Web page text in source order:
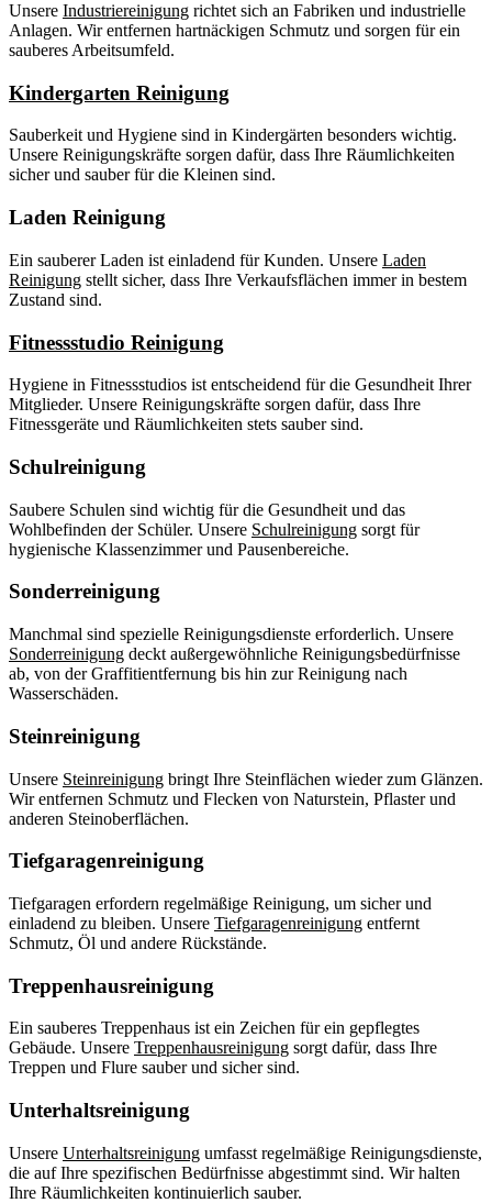
Unsere Industriereinigung richtet sich an Fabriken und industrielle
Anlagen. Wir entfernen hartnäckigen Schmutz und sorgen für ein
sauberes Arbeitsumfeld.
Kindergarten Reinigung
Sauberkeit und Hygiene sind in Kindergärten besonders wichtig.
Unsere Reinigungskräfte sorgen dafür, dass Ihre Räumlichkeiten
sicher und sauber für die Kleinen sind.
Laden Reinigung
Ein sauberer Laden ist einladend für Kunden. Unsere Laden
Reinigung stellt sicher, dass Ihre Verkaufsflächen immer in bestem
Zustand sind.
Fitnessstudio Reinigung
Hygiene in Fitnessstudios ist entscheidend für die Gesundheit Ihrer
Mitglieder. Unsere Reinigungskräfte sorgen dafür, dass Ihre
Fitnessgeräte und Räumlichkeiten stets sauber sind.
Schulreinigung
Saubere Schulen sind wichtig für die Gesundheit und das
Wohlbefinden der Schüler. Unsere Schulreinigung sorgt für
hygienische Klassenzimmer und Pausenbereiche.
Sonderreinigung
Manchmal sind spezielle Reinigungsdienste erforderlich. Unsere
Sonderreinigung deckt außergewöhnliche Reinigungsbedürfnisse
ab, von der Graffitientfernung bis hin zur Reinigung nach
Wasserschäden.
Steinreinigung
Unsere Steinreinigung bringt Ihre Steinflächen wieder zum Glänzen.
Wir entfernen Schmutz und Flecken von Naturstein, Pflaster und
anderen Steinoberflächen.
Tiefgaragenreinigung
Tiefgaragen erfordern regelmäßige Reinigung, um sicher und
einladend zu bleiben. Unsere Tiefgaragenreinigung entfernt
Schmutz, Öl und andere Rückstände.
Treppenhausreinigung
Ein sauberes Treppenhaus ist ein Zeichen für ein gepflegtes
Gebäude. Unsere Treppenhausreinigung sorgt dafür, dass Ihre
Treppen und Flure sauber und sicher sind.
Unterhaltsreinigung
Unsere Unterhaltsreinigung umfasst regelmäßige Reinigungsdienste,
die auf Ihre spezifischen Bedürfnisse abgestimmt sind. Wir halten
Ihre Räumlichkeiten kontinuierlich sauber.